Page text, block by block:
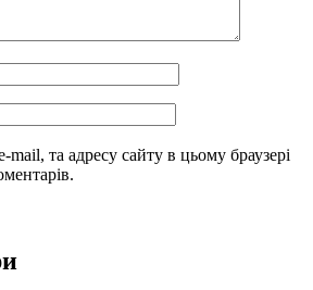
mail, та адресу сайту в цьому браузері